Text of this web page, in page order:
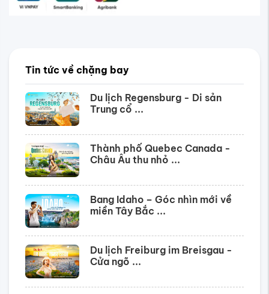
Tin tức về chặng bay
Du lịch Regensburg - Di sản
Trung cổ ...
Thành phố Quebec Canada -
Châu Âu thu nhỏ ...
Bang Idaho – Góc nhìn mới về
miền Tây Bắc ...
Du lịch Freiburg im Breisgau -
Cửa ngõ ...